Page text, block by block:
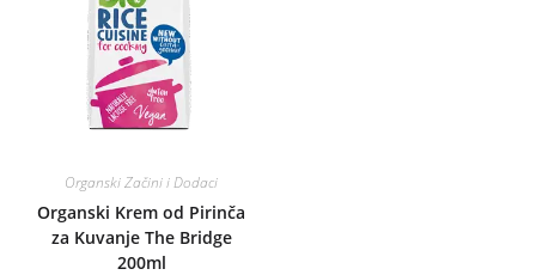
Organski Začini i Dodaci
Organski Krem od Pirinča
za Kuvanje The Bridge
200ml